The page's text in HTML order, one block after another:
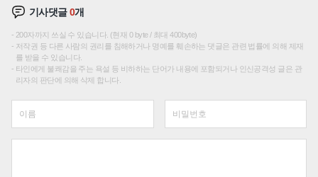
기사댓글0개
200자까지 쓰실 수 있습니다. (현재 0 byte / 최대 400byte)
저작권 등 다른 사람의 권리를 침해하거나 명예를 훼손하는 댓글은 관련 법률에 의해 제재
를 받을 수 있습니다.
타인에게 불쾌감을 주는 욕설 등 비하하는 단어가 내용에 포함되거나 인신공격성 글은 관
리자의 판단에 의해 삭제 합니다.